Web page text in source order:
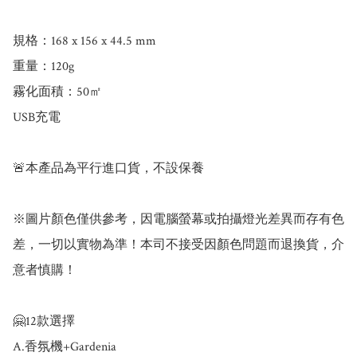
規格：168 x 156 x 44.5 mm
重量：120g
霧化面積：50㎡
USB充電
🚨本產品為平行進口貨，不設保養
※圖片顏色僅供參考，因電腦螢幕或拍攝燈光差異而存有色
差，一切以實物為準！本司不接受因顏色問題而退換貨，介
意者慎購！
🤗12款選擇
A.香氛機+Gardenia